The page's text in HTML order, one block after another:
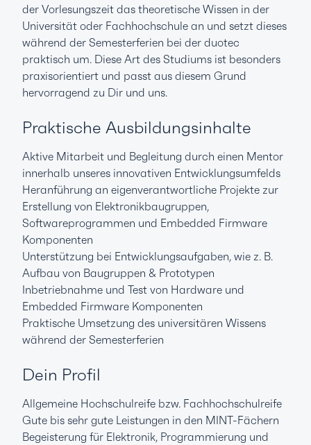
der Vorlesungszeit das theoretische Wissen in der
Universität oder Fachhochschule an und setzt dieses
während der Semesterferien bei der duotec
praktisch um. Diese Art des Studiums ist besonders
praxisorientiert und passt aus diesem Grund
hervorragend zu Dir und uns.
Praktische Ausbildungsinhalte
Aktive Mitarbeit und Begleitung durch einen Mentor
innerhalb unseres innovativen Entwicklungsumfelds
Heranführung an eigenverantwortliche Projekte zur
Erstellung von Elektronikbaugruppen,
Softwareprogrammen und Embedded Firmware
Komponenten
Unterstützung bei Entwicklungsaufgaben, wie z. B.
Aufbau von Baugruppen & Prototypen
Inbetriebnahme und Test von Hardware und
Embedded Firmware Komponenten
Praktische Umsetzung des universitären Wissens
während der Semesterferien
Dein Profil
Allgemeine Hochschulreife bzw. Fachhochschulreife
Gute bis sehr gute Leistungen in den MINT-Fächern
Begeisterung für Elektronik, Programmierung und